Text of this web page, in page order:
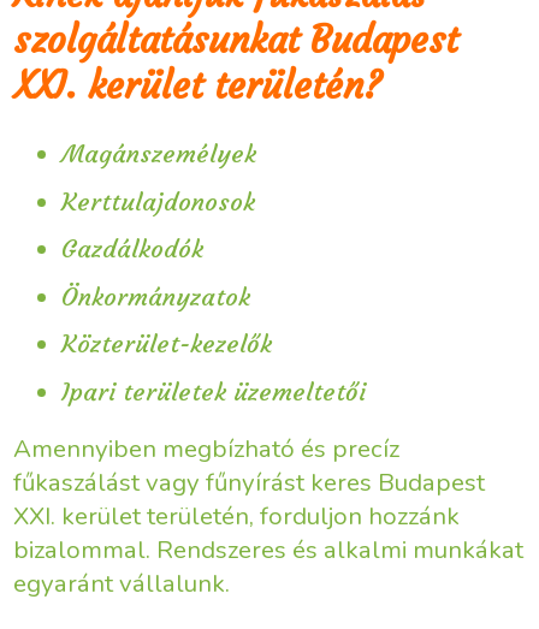
szolgáltatásunkat Budapest
XXI. kerület területén?
Magánszemélyek
Kerttulajdonosok
Gazdálkodók
Önkormányzatok
Közterület-kezelők
Ipari területek üzemeltetői
Amennyiben megbízható és precíz
fűkaszálást vagy fűnyírást keres Budapest
XXI. kerület területén, forduljon hozzánk
bizalommal. Rendszeres és alkalmi munkákat
egyaránt vállalunk.